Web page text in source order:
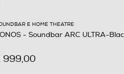
E HOME THEATRE
- Soundbar ARC ULTRA-
999,00